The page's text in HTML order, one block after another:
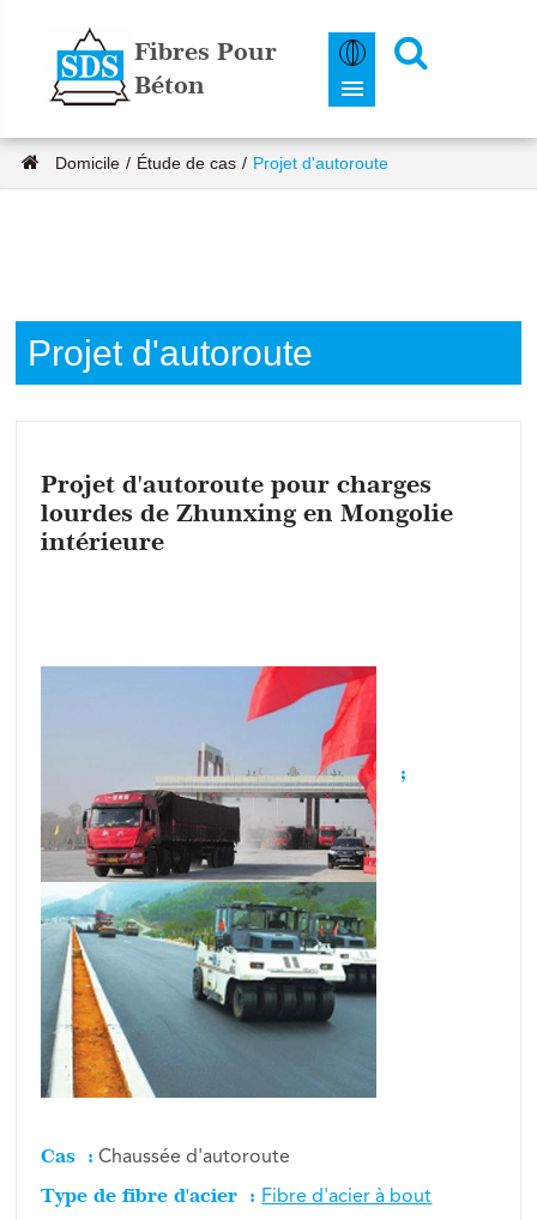
Fibres Pour
Béton
Domicile Étude de cas Projet d'autoroute
Projet d'autoroute
Projet d'autoroute pour charges
lourdes de Zhunxing en Mongolie
intérieure
;
Cas : Chaussée d'autoroute
Type de fibre d'acier : Fibre d'acier à bout